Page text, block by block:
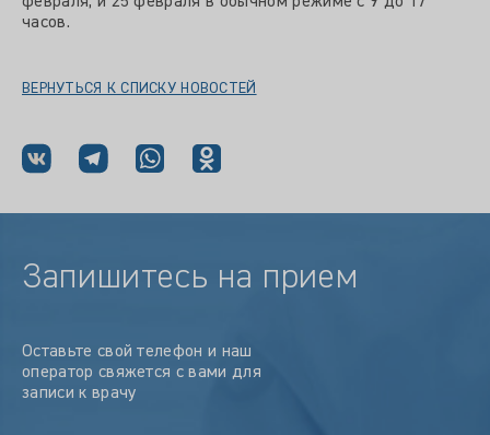
часов.
ВЕРНУТЬСЯ К СПИСКУ НОВОСТЕЙ
Запишитесь на прием
Оставьте свой телефон и наш
оператор свяжется с вами для
записи к врачу